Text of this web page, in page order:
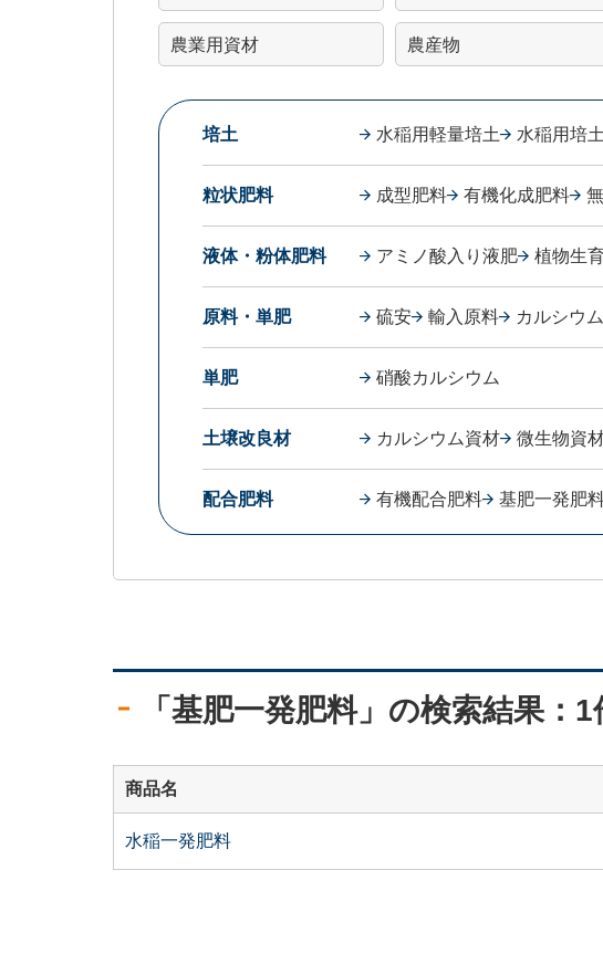
農業用資材 農産物
培土 水稲用軽量培土 水稲用培土
粒状肥料 成型肥料 有機化成肥料
液体・粉体肥料 アミノ酸入り液肥 植物生
原料・単肥 硫安 輸入原料 カルシウ
単肥 硝酸カルシウム
土壌改良材 カルシウム資材 微生物資
配合肥料 有機配合肥料 基肥一発肥
「基肥一発肥料」の検索結果：1
商品名
水稲一発肥料